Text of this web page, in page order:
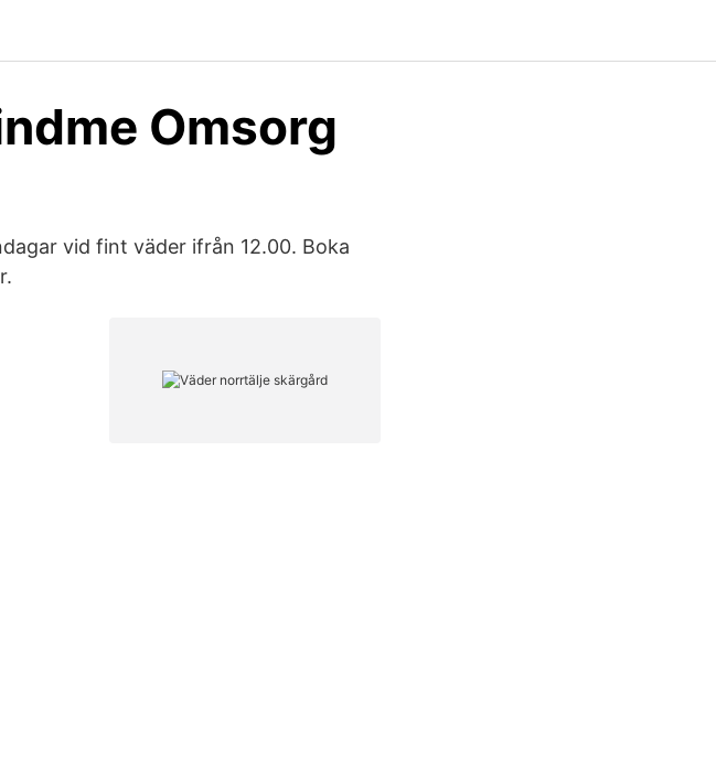
Omsorg
vid fint väder ifrån 12.00. Boka